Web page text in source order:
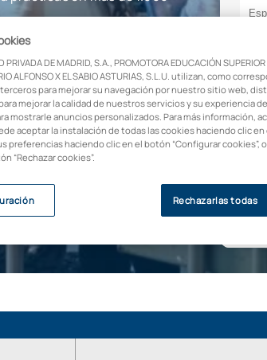
PRIVADA DE MADRID, S.A., PROMOTORA EDUCACIÓN
ALFONSO X EL SABIO ASTURIAS, S.L.U. utilizan, como
para mejorar su navegación por nuestro sitio web,
mejorar la calidad de nuestros servicios y su experiencia
mostrarle anuncios personalizados. Para más información,
aceptar la instalación de todas las cookies haciendo clic en
preferencias haciendo clic en el botón “Configurar cookies”,
“Rechazar cookies”.
Rechazarlas todas